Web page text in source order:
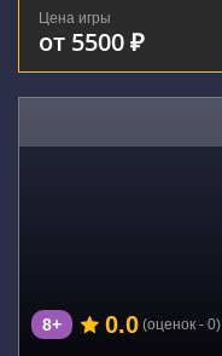
Цена игры
от 5500 ₽
8+ 0.0 (оценок - 0)